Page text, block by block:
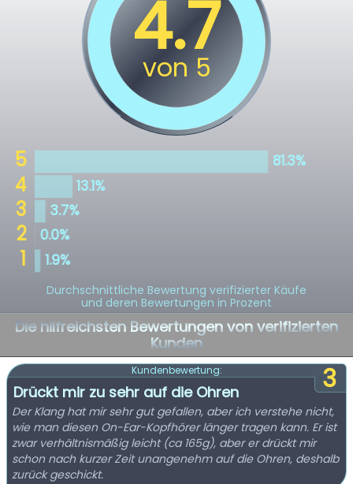
Durchschnittliche Bewertung verifizierter Käufe
und deren Bewertungen in Prozent
Die hilfreichsten Bewertungen von verifizierten
Kunden
3
Kundenbewertung:
Drückt mir zu sehr auf die Ohren
Der Klang hat mir sehr gut gefallen, aber ich verstehe nicht,
wie man diesen On-Ear-Kopfhörer länger tragen kann. Er ist
zwar verhältnismäßig leicht (ca 165g), aber er drückt mir
schon nach kurzer Zeit unangenehm auf die Ohren, deshalb
zurück geschickt.